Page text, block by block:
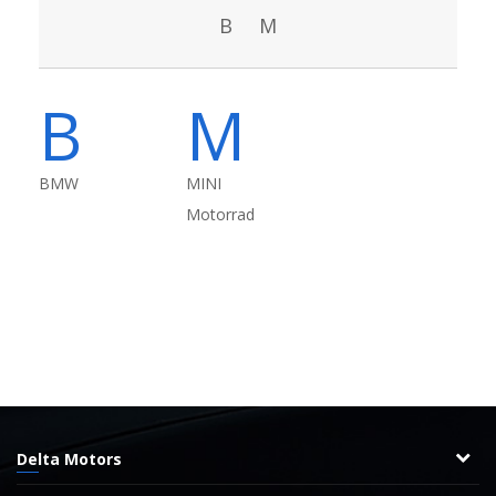
B M
B
BMW
M
MINI
Motorrad
Delta Motors